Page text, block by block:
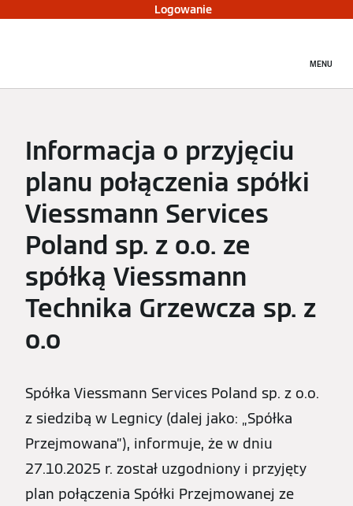
Logowanie
MENU
Informacja o przyjęciu
planu połączenia spółki
Viessmann Services
Poland sp. z o.o. ze
spółką Viessmann
Technika Grzewcza sp. z
o.o
Spółka Viessmann Services Poland sp. z o.o.
z siedzibą w Legnicy (dalej jako: „Spółka
Przejmowana”), informuje, że w dniu
27.10.2025 r. został uzgodniony i przyjęty
plan połączenia Spółki Przejmowanej ze